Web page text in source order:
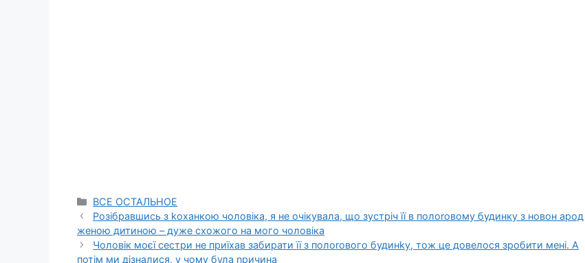
Categories
ВСЕ ОСТАЛЬНОЕ
Розібравшись з kоханкою чоловіка, я не очікувала, що зустріч її в полоrовому будинку з новон арод
женою дитиною – дуже схожого на мого чоловіка
Чоловік моєї сестри не приїхав забирати її з полоrового будинkу, тож це довелося зробити мені. А
потім ми дізналися, у чому була nричина